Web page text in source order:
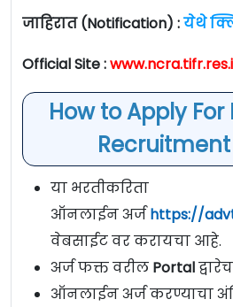
जाहिरात (Notification) :येथे
Official Site :
How to Apply For
Recruitment
या भरतीकरिता
ऑनलाईन अर्जhttps://
वेबसाईट वर करायचा आहे.
अर्ज फक्त वरील Portal
ऑनलाईन अर्ज करण्याचा